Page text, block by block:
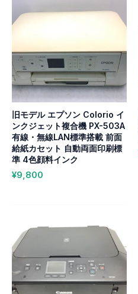
旧モデル エプソン Colorio イ
ンクジェット複合機 PX-503A
有線・無線LAN標準搭載 前面
給紙カセット 自動両面印刷標
準 4色顔料インク
¥9,800